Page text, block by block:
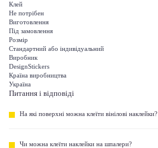
Клей
Не потрібен
Виготовлення
Під замовлення
Розмір
Стандартний або індивідуальний
Виробник
DesignStickers
Країна виробництва
Україна
Питання і відповіді
На які поверхні можна клеїти вінілові наклейки?
Чи можна клеїти наклейки на шпалери?